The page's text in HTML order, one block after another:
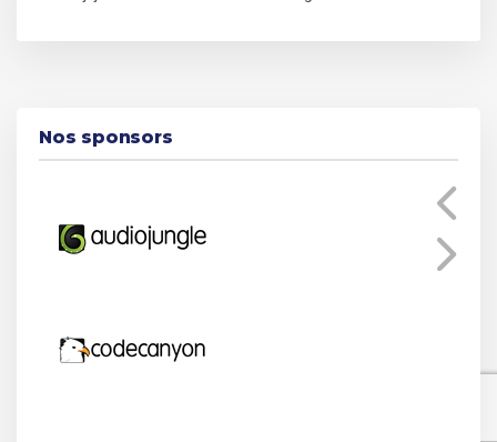
Nos sponsors